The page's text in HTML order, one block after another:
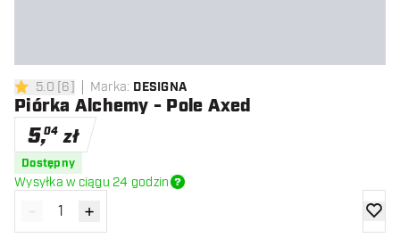
5 gwiazdki oceny
5.0 [6] Marka: DESIGNA
Piórka Alchemy - Pole Axed
5,04 zł
Dostępny
Wysyłka w ciągu 24 godzin
Zmniejsz ilość
- Zwiększ ilość
+